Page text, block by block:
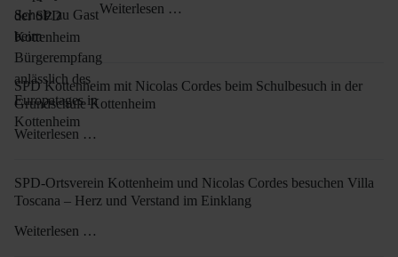
Weiterlesen …
SPD Kottenheim mit Nicolas Cordes beim Schulbesuch in der
Grundschule Kottenheim
Weiterlesen …
SPD-Ortsverein Kottenheim und Nicolas Cordes besuchen Villa
Toscana – Herz und Verstand im Einklang
Weiterlesen …